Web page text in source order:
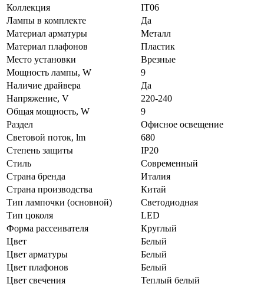
Коллекция
IT06
Лампы в комплекте
Да
Материал арматуры
Металл
Материал плафонов
Пластик
Место установки
Врезные
Мощность лампы, W
9
Наличие драйвера
Да
Напряжение, V
220-240
Общая мощность, W
9
Раздел
Офисное освещение
Световой поток, lm
680
Степень защиты
IP20
Стиль
Современный
Страна бренда
Италия
Страна производства
Китай
Тип лампочки (основной)
Светодиодная
Тип цоколя
LED
Форма рассеивателя
Круглый
Цвет
Белый
Цвет арматуры
Белый
Цвет плафонов
Белый
Цвет свечения
Теплый белый